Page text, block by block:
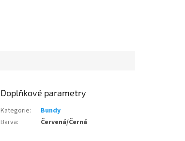
Doplňkové parametry
Kategorie:
Bundy
Barva: Červená/Černá